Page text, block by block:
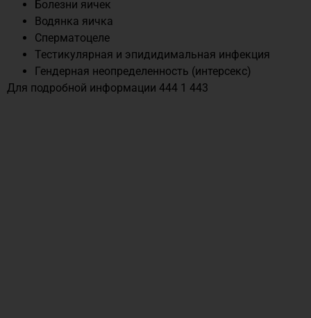
Болезни яичек
Водянка яичка
Сперматоцеле
Тестикулярная и эпидидимальная инфекция
Гендерная неопределенность (интерсекс)
Для подробной информации 444 1 443